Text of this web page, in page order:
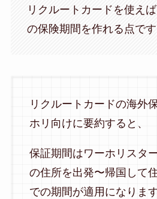
リクルートカードを使え
の保険期間を作れる点です
リクルートカードの海外
ホリ向けに要約すると、
保証期間はワーホリスタ
の住所を出発〜帰国して
での期間が適用になります